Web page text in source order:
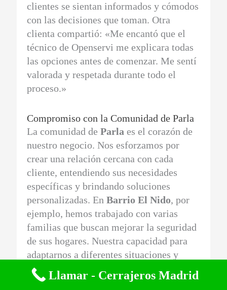
clientes se sientan informados y cómodos
con las decisiones que toman. Otra
clienta compartió: «Me encantó que el
técnico de Openservi me explicara todas
las opciones antes de comenzar. Me sentí
valorada y respetada durante todo el
proceso.»
Compromiso con la Comunidad de Parla
La comunidad deParla es el corazón de
nuestro negocio. Nos esforzamos por
crear una relación cercana con cada
cliente, entendiendo sus necesidades
específicas y brindando soluciones
personalizadas. EnBarrio El Nido, por
ejemplo, hemos trabajado con varias
familias que buscan mejorar la seguridad
de sus hogares. Nuestra capacidad para
adaptarnos a diferentes situaciones y
ofrecer opciones a medida es algo que
nuestros clientes aprecian
Llamar - Cerrajeros Madrid